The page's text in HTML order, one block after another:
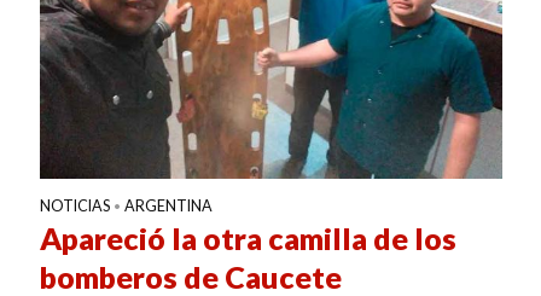
NOTICIAS • ARGENTINA
Apareció la otra camilla de los
bomberos de Caucete